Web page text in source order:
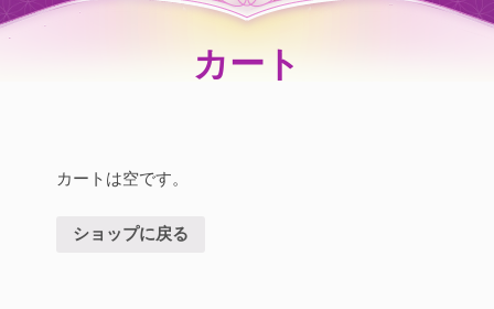
カート
カートは空です。
ショップに戻る